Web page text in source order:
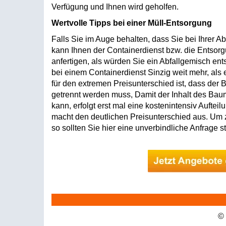
Verfügung und Ihnen wird geholfen.
Wertvolle Tipps bei einer Müll-Entsorgung
Falls Sie im Auge behalten, dass Sie bei Ihrer
kann Ihnen der Containerdienst bzw. die
anfertigen, als würden Sie ein Abfallgemisch
bei einem Containerdienst Sinzig weit mehr,
für den extremen Preisunterschied ist, dass der
getrennt werden muss, Damit der Inhalt des
kann, erfolgt erst mal eine kostenintensiv
macht den deutlichen Preisunterschied aus.
so sollten Sie hier eine unverbindliche Anfrage
©